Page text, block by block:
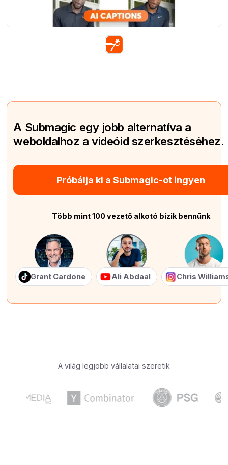
A Submagic egy jobb alternatíva a
weboldalhoz a videóid szerkesztéséhez.
Próbálja ki a Submagic-ot ingyen
Több mint 100 vezető alkotó bízik bennünk
Grant Cardone Ali Abdaal Chris
A világ legjobb vállalatai szeretik